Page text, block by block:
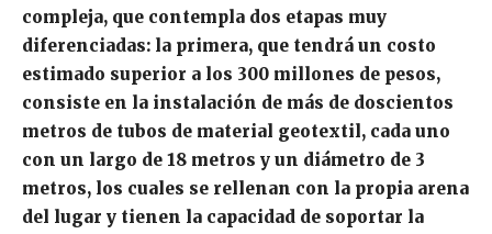
compleja, que contempla dos etapas muy
diferenciadas: la primera, que tendrá un costo
estimado superior a los 300 millones de pesos,
consiste en la instalación de más de doscientos
metros de tubos de material geotextil, cada uno
con un largo de 18 metros y un diámetro de 3
metros, los cuales se rellenan con la propia arena
del lugar y tienen la capacidad de soportar la